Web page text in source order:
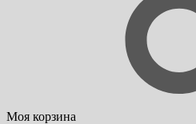
Моя корзина